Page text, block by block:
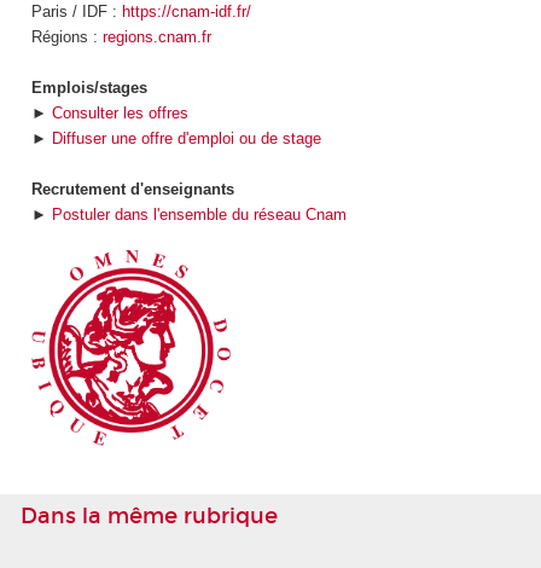
Paris / IDF : https://cnam-idf.fr/
Régions : regions.cnam.fr
Emplois/stages
► Consulter les offres
► Diffuser une offre d'emploi ou de stage
Recrutement d'enseignants
► Postuler dans l'ensemble du réseau Cnam
Dans la même rubrique